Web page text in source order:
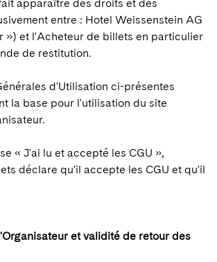
apparaître des droits et des
entre : Hotel Weissenstein AG
») et l'Acheteur de billets en particulier
de restitution.
d'Utilisation ci-présentes
la base pour l'utilisation du site
« J'ai lu et accepté les CGU »,
déclare qu'il accepte les CGU et qu'il
et validité de retour des